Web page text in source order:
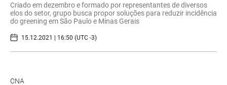
Criado em dezembro e formado por representantes de diversos
elos do setor, grupo busca propor soluções para reduzir incidência
do greening em São Paulo e Minas Gerais
15.12.2021 | 16:50 (UTC -3)
CNA